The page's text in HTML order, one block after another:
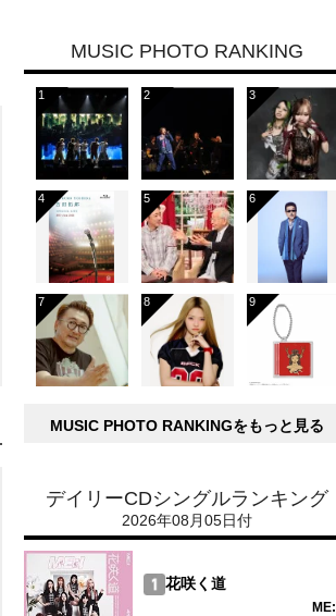
MUSIC PHOTO RANKING
MUSIC PHOTO RANKINGをもっと見る
デイリーCDシングルランキング
2026年08月05日付
花咲く道
ME:I